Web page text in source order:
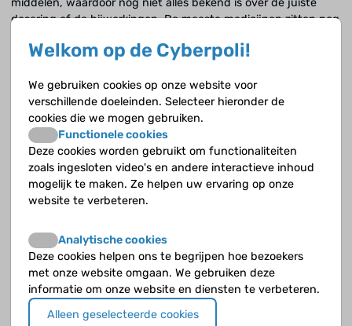
dosering of de bijwerkingen. De meeste medicijnen zitten nog
hard gewerkt aan de ontwikkeling van andere en nieuw
Trametinib: dit middel remt het MEK-eiwit en wordt ook
wel MEK-remmer of MEK-inhibitor genoemd. Het kan
gebruikt worden als een verandering in het BRAF-gen is
vastgesteld (zoals bij veel laaggradige gliomen
voorkomt). Door die verandering (zoals de mutatie
BRAFV600 of BRAFKIAA) gaat het BRAF-eiwit teveel
signalen afgeven in de MAPK-signaalroute, waardoor de
niet kan groeien. Bij behandeling kun je last krijgen van
een hoge bloeddruk, huidproblemen en veranderingen
in je netvlies, negatieve effecten op de lange termijn
zijn nog niet bekend.
Dabrafenib:dit middel remt de vorming en werking van
Welkom op de Cyberpoli!
We gebruiken cookies op onze website voor
verschillende doeleinden. Selecteer hieronder de
cookies die we mogen gebruiken.
Functionele cookies
Deze cookies worden gebruikt om functionaliteiten
zoals ingesloten video's en andere interactieve inhoud
mogelijk te maken. Ze helpen uw ervaring op onze
website te verbeteren.
Analytische cookies
Deze cookies helpen ons te begrijpen hoe bezoekers
met onze website omgaan. We gebruiken deze
informatie om onze website en diensten te verbeteren.
Alleen geselecteerde cookies